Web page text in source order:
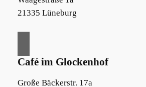
21335 Lüneburg
Café im Glockenhof
Große Bäckerstr. 17a